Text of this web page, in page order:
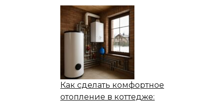
Как сделать комфортное
отопление в коттедже: